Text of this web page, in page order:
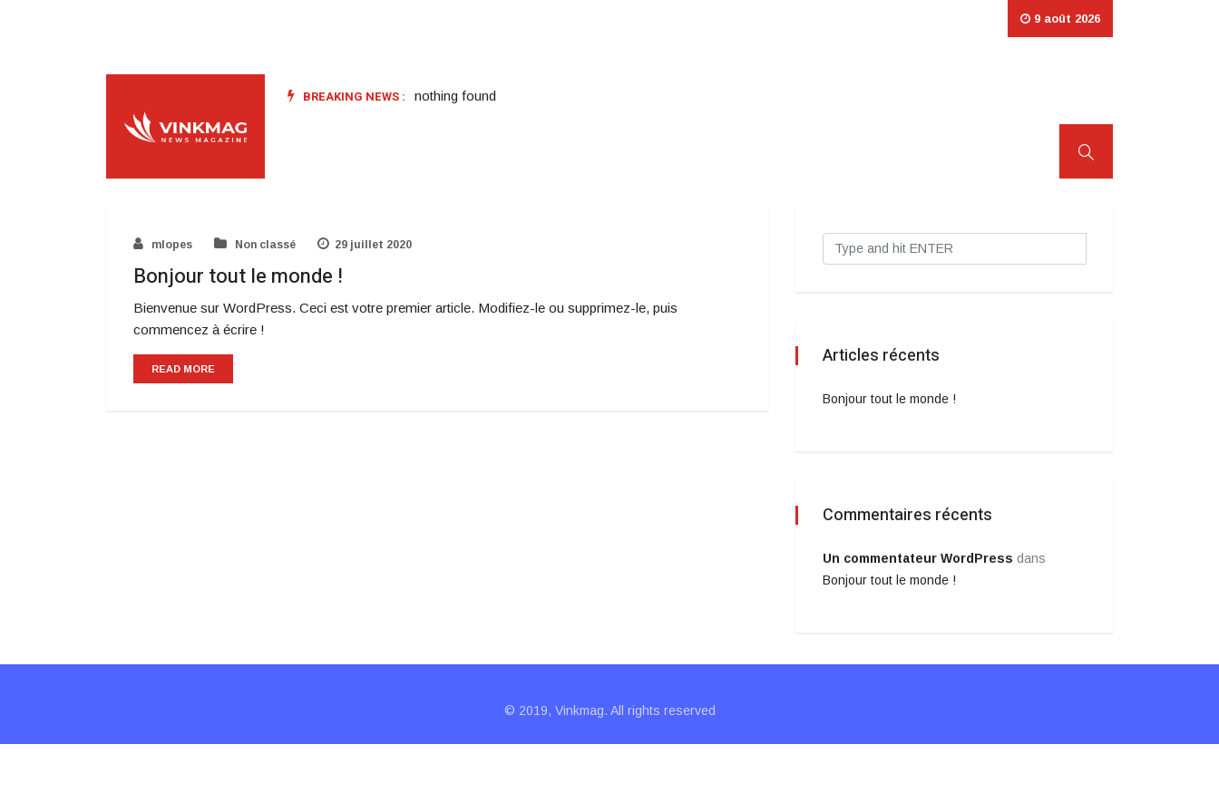
9 août 2026
BREAKING NEWS : nothing found
mlopes Non classé 29 juillet 2020
Bonjour tout le monde !
Bienvenue sur WordPress. Ceci est votre premier article. Modifiez-le ou supprimez-le, puis
commencez à écrire !
READ MORE
Articles récents
Bonjour tout le monde !
Commentaires récents
Un commentateur WordPress dans
Bonjour tout le monde !
© 2019, Vinkmag. All rights reserved